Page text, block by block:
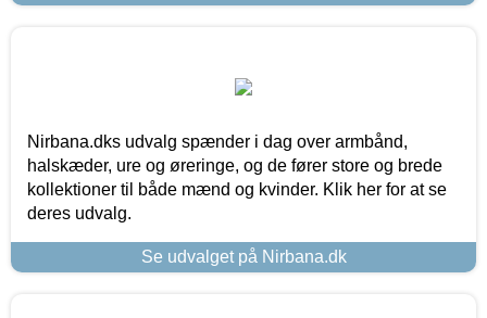
Nirbana.dks udvalg spænder i dag over armbånd,
halskæder, ure og øreringe, og de fører store og brede
kollektioner til både mænd og kvinder. Klik her for at se
deres udvalg.
Se udvalget på Nirbana.dk